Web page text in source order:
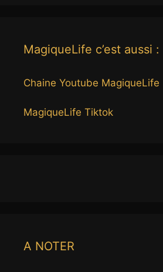
MagiqueLife c’est aussi :
Chaine Youtube MagiqueLife
MagiqueLife Tiktok
A NOTER